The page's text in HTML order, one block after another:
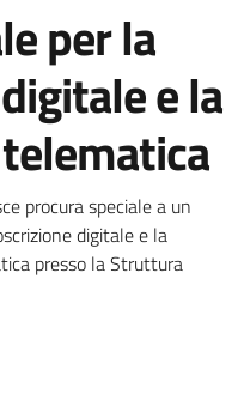
per la
e la
procura speciale a un
digitale e la
presso la Struttura